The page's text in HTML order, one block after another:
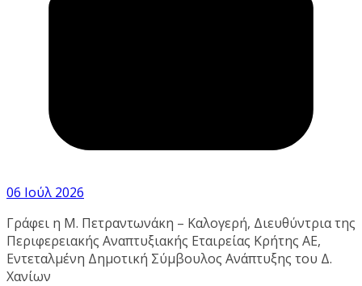
06 Ιούλ 2026
Γράφει η Μ. Πετραντωνάκη – Καλογερή, Διευθύντρια της
Περιφερειακής Αναπτυξιακής Εταιρείας Κρήτης ΑΕ,
Εντεταλμένη Δημοτική Σύμβουλος Ανάπτυξης του Δ.
Χανίων